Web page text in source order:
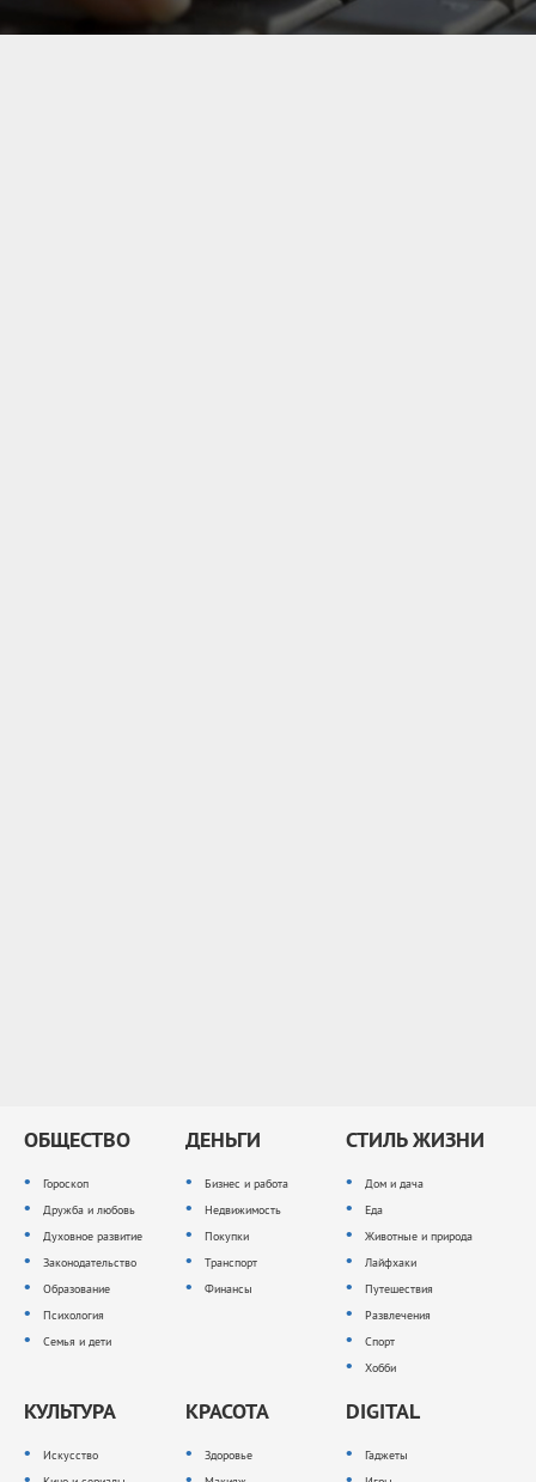
ОБЩЕСТВО
Гороскоп
Дружба и любовь
Духовное развитие
Законодательство
Образование
Психология
Семья и дети
ДЕНЬГИ
Бизнес и работа
Недвижимость
Покупки
Транспорт
Финансы
СТИЛЬ ЖИЗНИ
Дом и дача
Еда
Животные и природа
Лайфхаки
Путешествия
Развлечения
Спорт
Хобби
КУЛЬТУРА
Искусство
КРАСОТА
Здоровье
DIGITAL
Гаджеты